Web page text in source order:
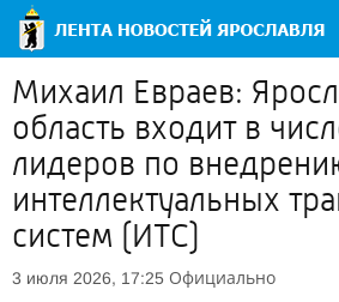
Михаил Евраев:
область входит в
лидеров по
интеллектуальных
систем (ИТС)
3 июля 2026, 17:25 Официально